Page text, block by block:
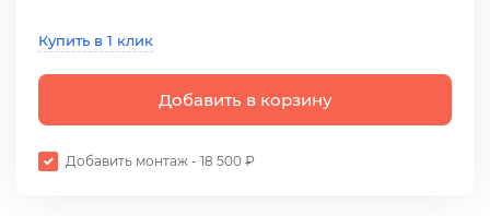
Купить в 1 клик
Добавить в корзину
Добавить монтаж - 18 500 ₽